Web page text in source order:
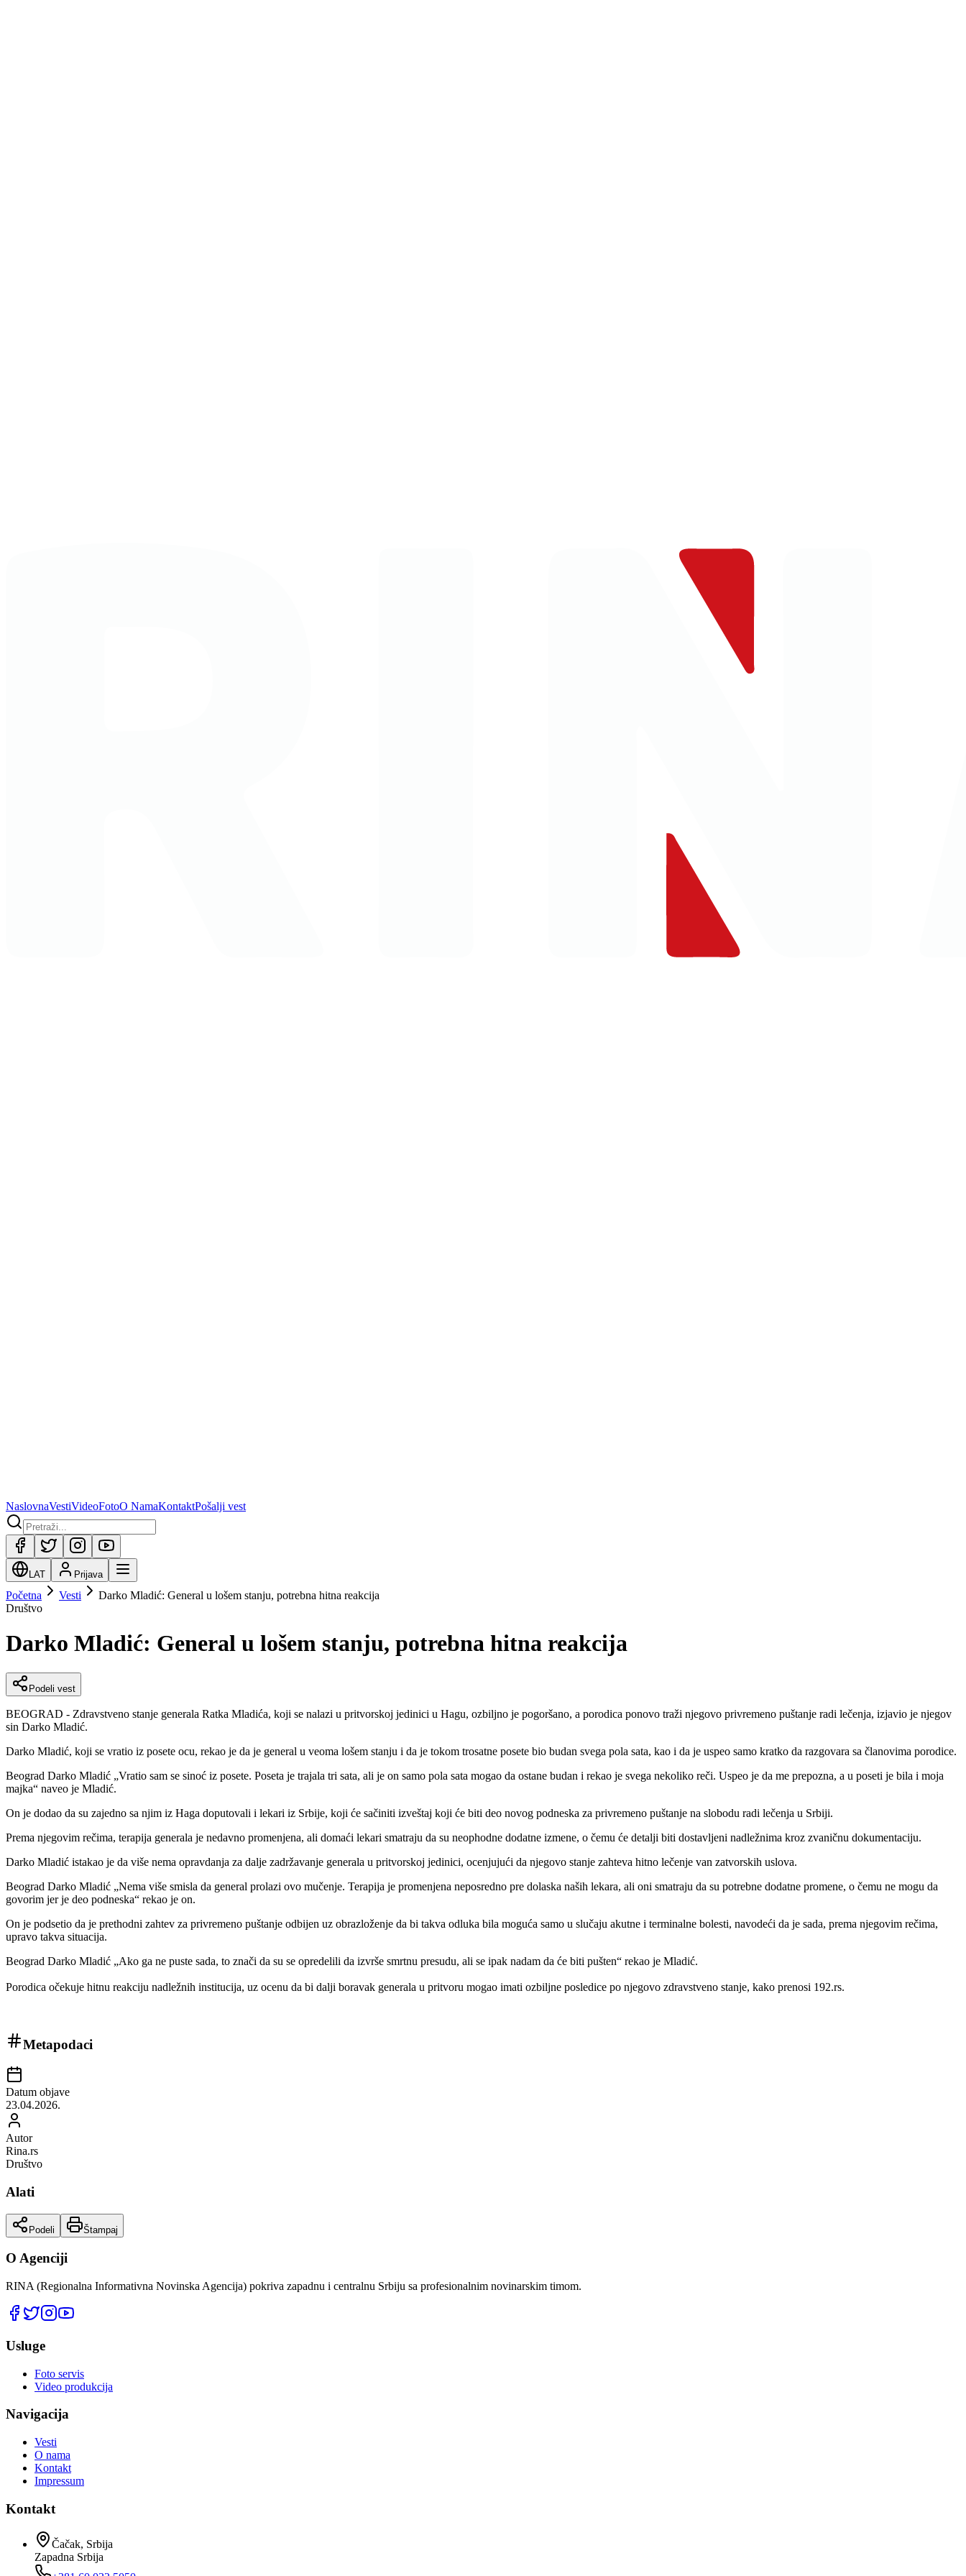
NaslovnaVestiVideoFotoO NamaKontaktPošalji vest
LAT Prijava
Početna Vesti
Darko Mladić: General u lošem stanju, potrebna hitna reakcija
Društvo
Darko Mladić: General u lošem stanju, potrebna hitna reakcija
Podeli vest
BEOGRAD - Zdravstveno stanje generala Ratka Mladića, koji se nalazi u pritvorskoj jedinici u Hagu, ozbiljno je pogoršano, a porodica ponovo traži njegovo privremeno puštanje radi lečenja, izjavio je njegov
sin Darko Mladić.
Darko Mladić, koji se vratio iz posete ocu, rekao je da je general u veoma lošem stanju i da je tokom trosatne posete bio budan svega pola sata, kao i da je uspeo samo kratko da razgovara sa članovima porodice.
Beograd Darko Mladić „Vratio sam se sinoć iz posete. Poseta je trajala tri sata, ali je on samo pola sata mogao da ostane budan i rekao je svega nekoliko reči. Uspeo je da me prepozna, a u poseti je bila i moja
majka“ naveo je Mladić.
On je dodao da su zajedno sa njim iz Haga doputovali i lekari iz Srbije, koji će sačiniti izveštaj koji će biti deo novog podneska za privremeno puštanje na slobodu radi lečenja u Srbiji.
Prema njegovim rečima, terapija generala je nedavno promenjena, ali domaći lekari smatraju da su neophodne dodatne izmene, o čemu će detalji biti dostavljeni nadležnima kroz zvaničnu dokumentaciju.
Darko Mladić istakao je da više nema opravdanja za dalje zadržavanje generala u pritvorskoj jedinici, ocenjujući da njegovo stanje zahteva hitno lečenje van zatvorskih uslova.
Beograd Darko Mladić „Nema više smisla da general prolazi ovo mučenje. Terapija je promenjena neposredno pre dolaska naših lekara, ali oni smatraju da su potrebne dodatne promene, o čemu ne mogu da
govorim jer je deo podneska“ rekao je on.
On je podsetio da je prethodni zahtev za privremeno puštanje odbijen uz obrazloženje da bi takva odluka bila moguća samo u slučaju akutne i terminalne bolesti, navodeći da je sada, prema njegovim rečima,
upravo takva situacija.
Beograd Darko Mladić „Ako ga ne puste sada, to znači da su se opredelili da izvrše smrtnu presudu, ali se ipak nadam da će biti pušten“ rekao je Mladić.
Porodica očekuje hitnu reakciju nadležnih institucija, uz ocenu da bi dalji boravak generala u pritvoru mogao imati ozbiljne posledice po njegovo zdravstveno stanje, kako prenosi 192.rs.
Metapodaci
Datum objave
23.04.2026.
Autor
Rina.rs
Društvo
Alati
Podeli Štampaj
O Agenciji
RINA (Regionalna Informativna Novinska Agencija) pokriva zapadnu i centralnu Srbiju sa profesionalnim novinarskim timom.
Usluge
Foto servis
Video produkcija
Navigacija
Vesti
O nama
Kontakt
Impressum
Kontakt
Čačak, Srbija
Zapadna Srbija